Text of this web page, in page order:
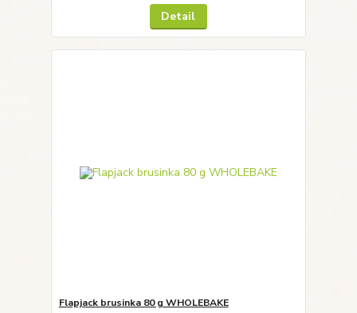
Detail
Flapjack brusinka 80 g WHOLEBAKE